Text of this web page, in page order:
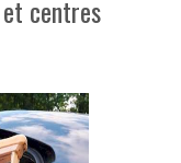
centres